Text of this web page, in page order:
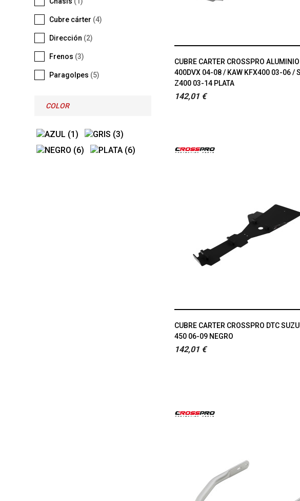
CUBRE CARTER CROSSPRO
400DVX 04-08 / KAW KFX400 03-06 /
Z400 03-14 PLATA
142,01 €
CUBRE CARTER CROSSPRO DTC
450 06-09 NEGRO
142,01 €
Cubre cárter (4)
Dirección (2)
Frenos (3)
Paragolpes (5)
COLOR